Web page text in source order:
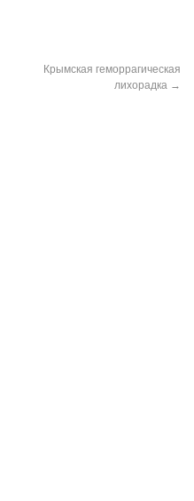
Крымская геморрагическая
лихорадка →